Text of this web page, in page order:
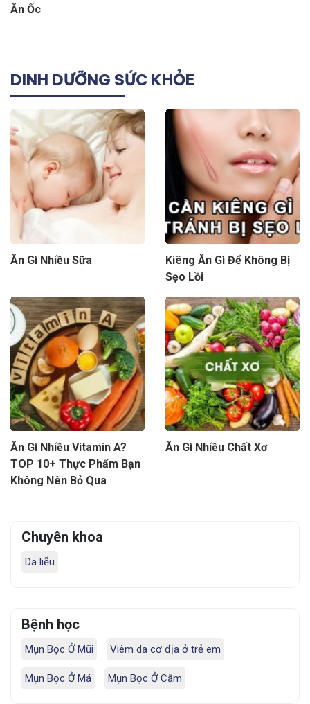
Ăn Ốc
DINH DƯỠNG SỨC KHỎE
Ăn Gì Nhiều Sữa
Kiêng Ăn Gì Để Không Bị
Sẹo Lồi
Ăn Gì Nhiều Vitamin A?
TOP 10+ Thực Phẩm Bạn
Không Nên Bỏ Qua
Ăn Gì Nhiều Chất Xơ
Chuyên khoa
Da liễu
Bệnh học
Mụn Bọc Ở Mũi Viêm da cơ địa ở trẻ em
Mụn Bọc Ở Má Mụn Bọc Ở Cằm